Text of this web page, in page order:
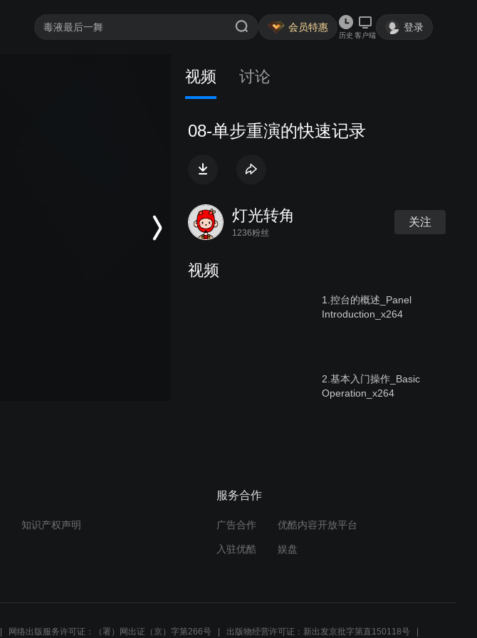
会员特惠
历史 客户端
登录
视频 讨论
08-单步重演的快速记录
灯光转角
1236粉丝
关注
视频
1.控台的概述_Panel
Introduction_x264
2.基本入门操作_Basic
Operation_x264
_Playback & SCENE_x264
知识产权声明
服务合作
广告合作 优酷内容开放平台
入驻优酷 娱盘
网络出版服务许可证：（署）网出证（京）字第266号 出版物经营许可证：新出发京批字第直150118号